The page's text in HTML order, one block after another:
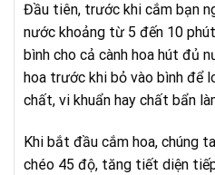
Đầu tiên, trước khi cắm bạn
nước khoảng từ 5 đến 10
bình cho cả cành hoa hút đủ
hoa trước khi bỏ vào bình để
chất, vi khuẩn hay chất bẩn
Khi bắt đầu cắm hoa, chúng
chéo 45 độ, tăng tiết diện